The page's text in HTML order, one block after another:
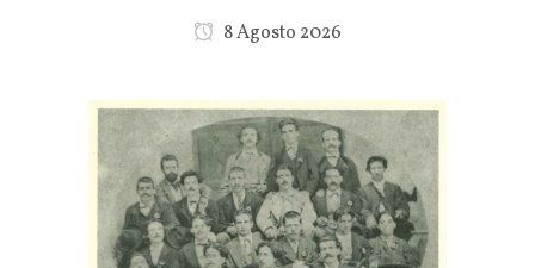
8 Agosto 2026